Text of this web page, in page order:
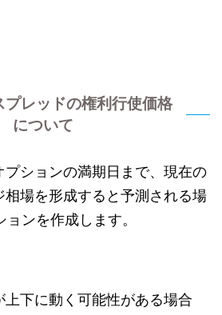
プレッドの権利行使価格
について
プションの満期日まで、現在の
場を形成すると予測される場
ンを作成します。
上下に動く可能性がある場合